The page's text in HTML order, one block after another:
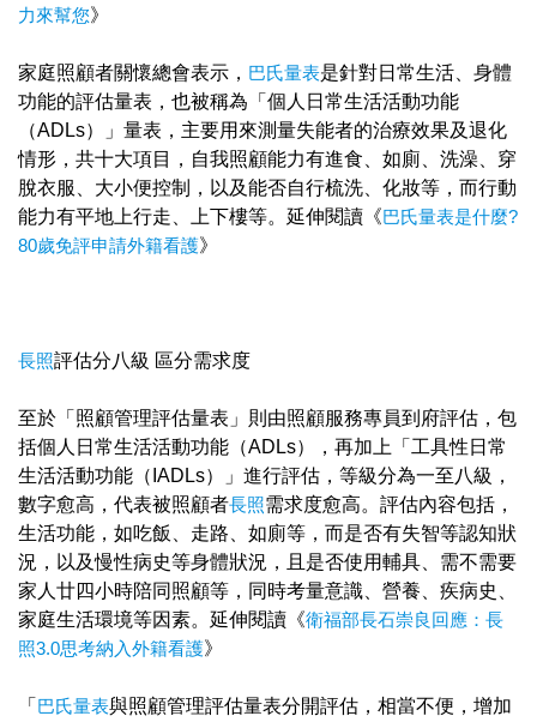
力來幫您》
家庭照顧者關懷總會表示， 巴氏量表是針對日常生活、身體
功能的評估量表，也被稱為「個人日常生活活動功能
（ADLs）」量表，主要用來測量失能者的治療效果及退化
情形，共十大項目，自我照顧能力有進食、如廁、洗澡、穿
脫衣服、大小便控制，以及能否自行梳洗、化妝等，而行動
能力有平地上行走、上下樓等。延伸閱讀《巴氏量表是什麼?
80歲免評申請外籍看護》
長照評估分八級 區分需求度
至於「照顧管理評估量表」則由照顧服務專員到府評估，包
括個人日常生活活動功能（ADLs），再加上「工具性日常
生活活動功能（IADLs）」進行評估，等級分為一至八級，
數字愈高，代表被照顧者長照需求度愈高。評估內容包括，
生活功能，如吃飯、走路、如廁等，而是否有失智等認知狀
況，以及慢性病史等身體狀況，且是否使用輔具、需不需要
家人廿四小時陪同照顧等，同時考量意識、營養、疾病史、
家庭生活環境等因素。延伸閱讀《衛福部長石崇良回應：長
照3.0思考納入外籍看護》
「 巴氏量表與照顧管理評估量表分開評估，相當不便，增加